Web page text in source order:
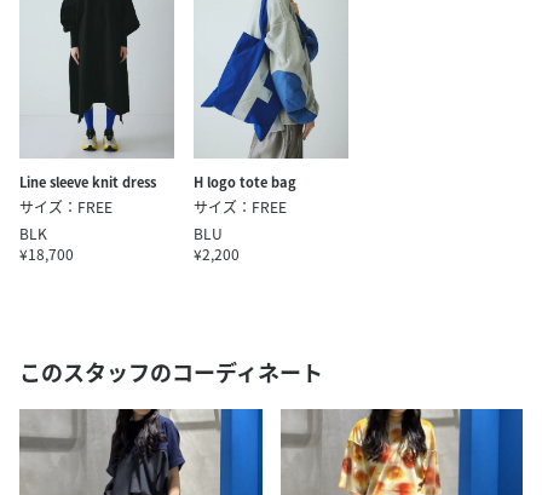
Line sleeve knit dress
サイズ：FREE
BLK
¥18,700
H logo tote bag
サイズ：FREE
BLU
¥2,200
このスタッフのコーディネート